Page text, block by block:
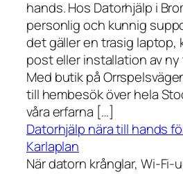
hands. Hos Datorhjälp i
personlig och kunnig
det gäller en trasig laptop,
post eller installation av
Med butik på
till hembesök över hela
våra erfarna […]
Datorhjälp nära till hands
Karlaplan
När datorn krånglar, Wi-